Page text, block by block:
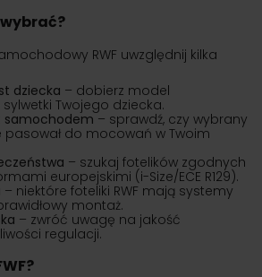
RWF uwzględnij kilka
dziecka – dobierz model
Twojego dziecka.
samochodem – sprawdź, czy wybrany
pasował do mocowań w Twoim
– szukaj fotelików zgodnych
europejskimi (i-Size/ECE R129).
– niektóre foteliki RWF mają systemy
montaż.
– zwróć uwagę na jakość
regulacji.